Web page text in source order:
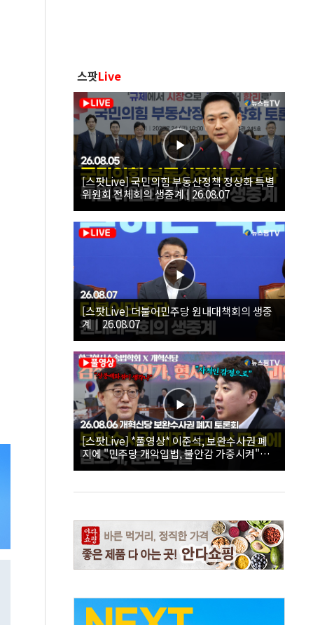
스팟Live
[스팟Live] 국민의힘 부동산정책 정상화 특별
위원회 전체회의 생중계 | 26.08.07
[스팟Live] 더불어민주당 원내대책회의 생중
계｜26.08.07
[스팟Live] *풀영상* 이준석, 보완수사권 폐
지에 "민주당 개악입법, 불안감 가중시켜"｜
26.08.06 개혁신당 보완수사권 폐지 토론회